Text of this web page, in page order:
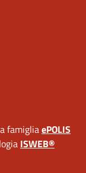
famigliaePOLIS
ISWEB®